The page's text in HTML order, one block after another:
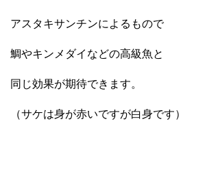
アスタキサンチンによるもので
鯛やキンメダイなどの高級魚と
同じ効果が期待できます。
（サケは身が赤いですが白身です）